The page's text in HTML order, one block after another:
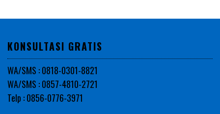
KONSULTASI GRATIS
WA/SMS : 0818-0301-8821
WA/SMS : 0857-4810-2721
Telp : 0856-0776-3971